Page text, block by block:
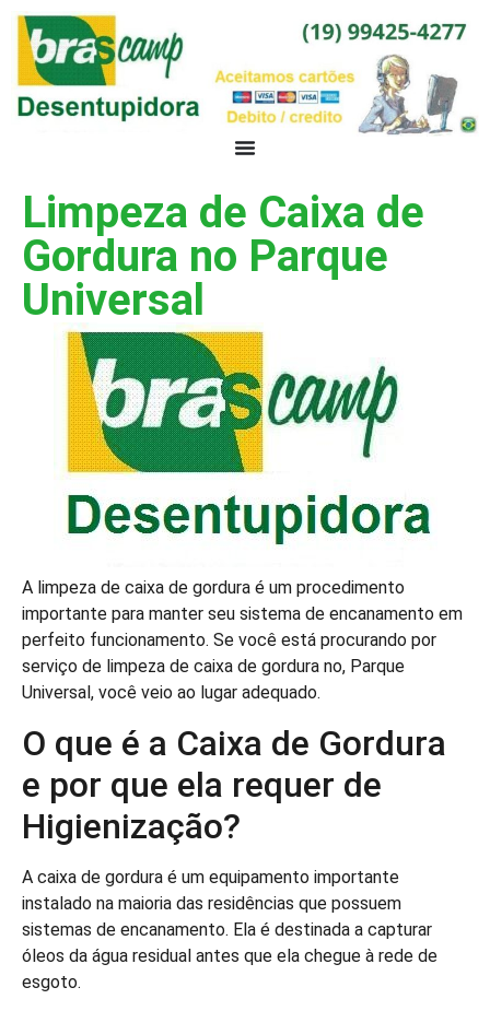
Limpeza de Caixa de
Gordura no Parque
Universal
A limpeza de caixa de gordura é um procedimento
importante para manter seu sistema de encanamento em
perfeito funcionamento. Se você está procurando por
serviço de limpeza de caixa de gordura no, Parque
Universal, você veio ao lugar adequado.
O que é a Caixa de Gordura
e por que ela requer de
Higienização?
A caixa de gordura é um equipamento importante
instalado na maioria das residências que possuem
sistemas de encanamento. Ela é destinada a capturar
óleos da água residual antes que ela chegue à rede de
esgoto.